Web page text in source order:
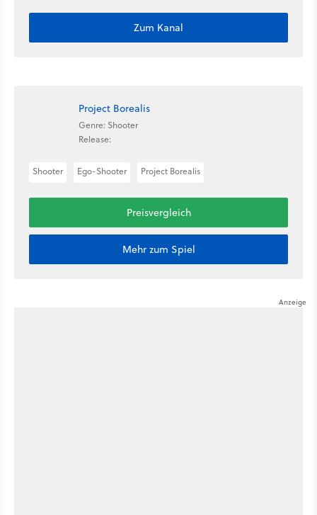
Zum Kanal
Project Borealis
Genre: Shooter
Release:
Shooter Ego-Shooter Project Borealis
Preisvergleich
Mehr zum Spiel